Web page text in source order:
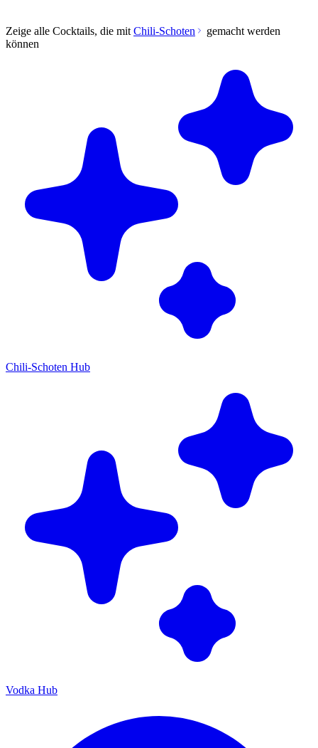
Zeige alle Cocktails, die mit Chili-Schoten
gemacht werden
können
Chili-Schoten Hub
Vodka Hub